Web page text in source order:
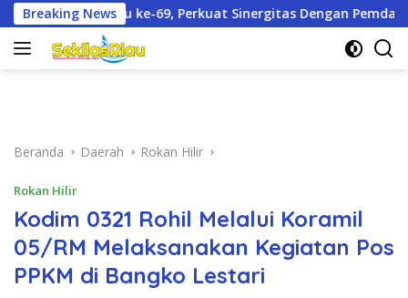
Langsung
ke
konten
Breaking News
Sinergitas Dengan Pemda Dandim 0321/Rohil
Beranda Daerah Rokan Hilir
Rokan Hilir
Kodim 0321 Rohil Melalui Koramil
05/RM Melaksanakan Kegiatan Pos
PPKM di Bangko Lestari